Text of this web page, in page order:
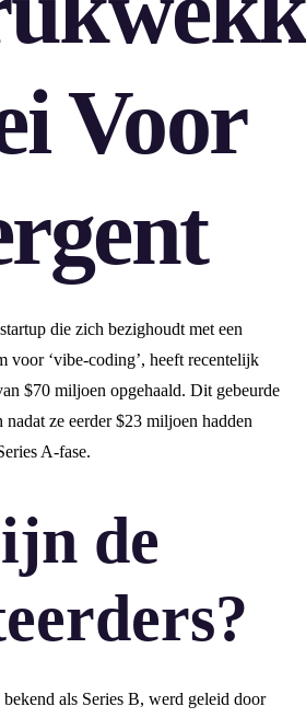
Voor
die zich bezighoudt met een
voor ‘vibe-coding’, heeft recentelijk
$70 miljoen opgehaald. Dit gebeurde
nadat ze eerder $23 miljoen hadden
A-fase.
de
als Series B, werd geleid door